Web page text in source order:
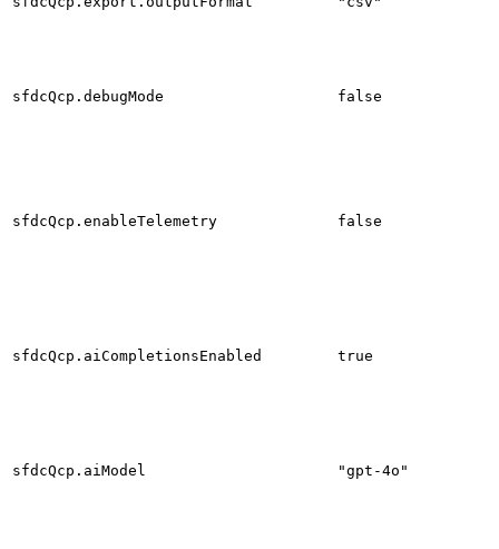
sfdcQcp.debugMode false
sfdcQcp.enableTelemetry false
sfdcQcp.aiCompletionsEnabled true
sfdcQcp.aiModel "gpt-4o"